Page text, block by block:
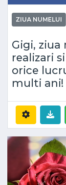
ZIUA NUMELUI
Gigi,
realizari
orice
multi ani!